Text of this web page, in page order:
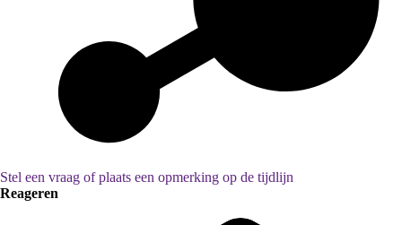
Stel een vraag of plaats een opmerking op de tijdlijn
Reageren